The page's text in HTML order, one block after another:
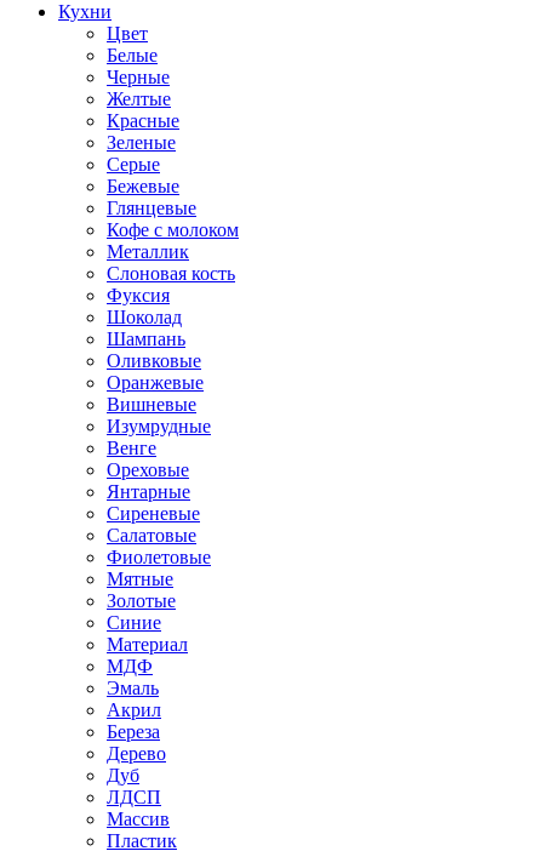
Кухни
Цвет
Белые
Черные
Желтые
Красные
Зеленые
Серые
Бежевые
Глянцевые
Кофе с молоком
Металлик
Слоновая кость
Фуксия
Шоколад
Шампань
Оливковые
Оранжевые
Вишневые
Изумрудные
Венге
Ореховые
Янтарные
Сиреневые
Салатовые
Фиолетовые
Мятные
Золотые
Синие
Материал
МДФ
Эмаль
Акрил
Береза
Дерево
Дуб
ЛДСП
Массив
Пластик